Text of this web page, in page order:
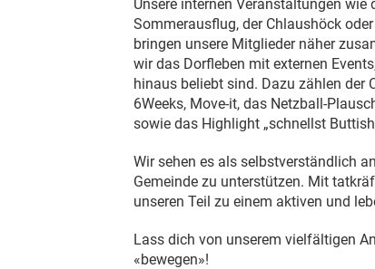
Unsere internen Veranstaltungen wie
Sommerausflug, der Chlaushöck
bringen unsere Mitglieder näher
wir das Dorfleben mit externen
hinaus beliebt sind. Dazu zählen der
6Weeks, Move-it, das Netzball-
sowie das Highlight „schnellst
Wir sehen es als selbstverständlich
Gemeinde zu unterstützen. Mit
unseren Teil zu einem aktiven und
Lass dich von unserem vielfältigen
«bewegen»!